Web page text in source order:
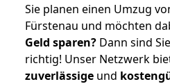
Sie planen einen Umzug
Fürstenau und möchten
Geld sparen? Dann sind
richtig! Unser Netzwerk
zuverlässige und